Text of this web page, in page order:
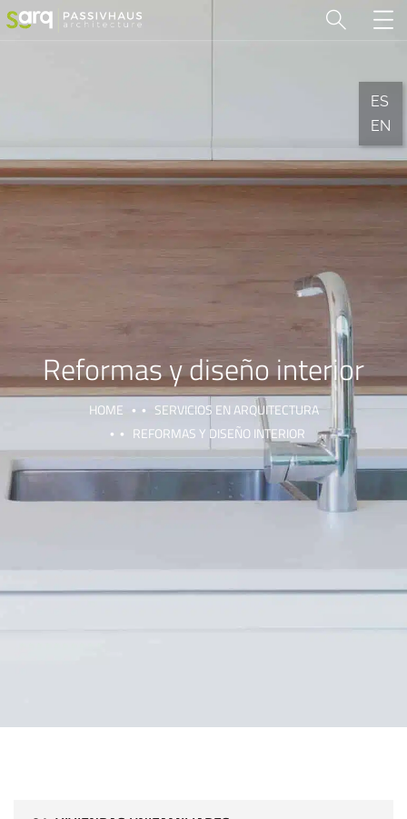
Reformas y diseño interior
HOME
SERVICIOS EN ARQUITECTURA
REFORMAS Y DISEÑO INTERIOR
ES
EN